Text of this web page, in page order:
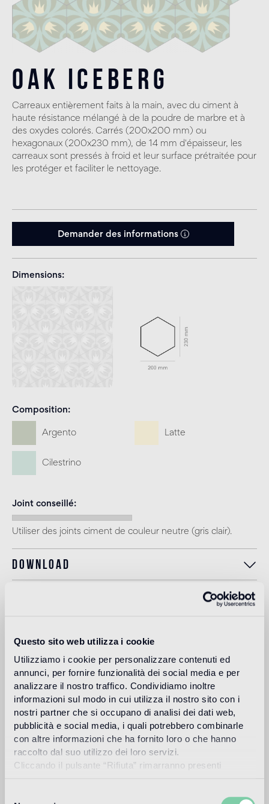
Questo sito web utilizza i cookie
Utilizziamo i cookie per personalizzare contenuti ed
annunci, per fornire funzionalità dei social media e per
analizzare il nostro traffico. Condividiamo inoltre
informazioni sul modo in cui utilizza il nostro sito con i
nostri partner che si occupano di analisi dei dati web,
pubblicità e social media, i quali potrebbero combinarle
con altre informazioni che ha fornito loro o che hanno
raccolto dal suo utilizzo dei loro servizi.
Cliccando il pulsante “Rifiuta” rimarranno presenti
Oak Iceberg
Carreaux entièrement faits à la main, avec du ciment à
haute résistance mélangé à de la poudre de marbre et à
des oxydes colorés. Carrés (200x200 mm) ou
hexagonaux (200x230 mm), de 14 mm d'épaisseur, les
carreaux sont pressés à froid et leur surface prétraitée pour
les protéger et faciliter le nettoyage.
Demander des informations
Dimensions
Composition
Argento Latte
Cilestrino
Joint conseillé
Utiliser des joints ciment de couleur neutre (gris clair).
Download
Carlo Dal Bianco, architecte et designer, ouvre son studio à
Vicenza en 1993 et s'occupe de restauration monumentale
de palais et de bâtiments historiques.
Lire plus
Utilisation prévue